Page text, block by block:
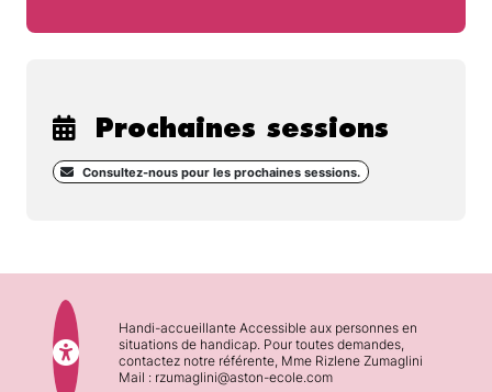
Prochaines sessions
Consultez-nous pour les prochaines sessions.
Handi-accueillante Accessible aux personnes en
situations de handicap. Pour toutes demandes,
contactez notre référente, Mme Rizlene Zumaglini
Mail : rzumaglini@aston-ecole.com